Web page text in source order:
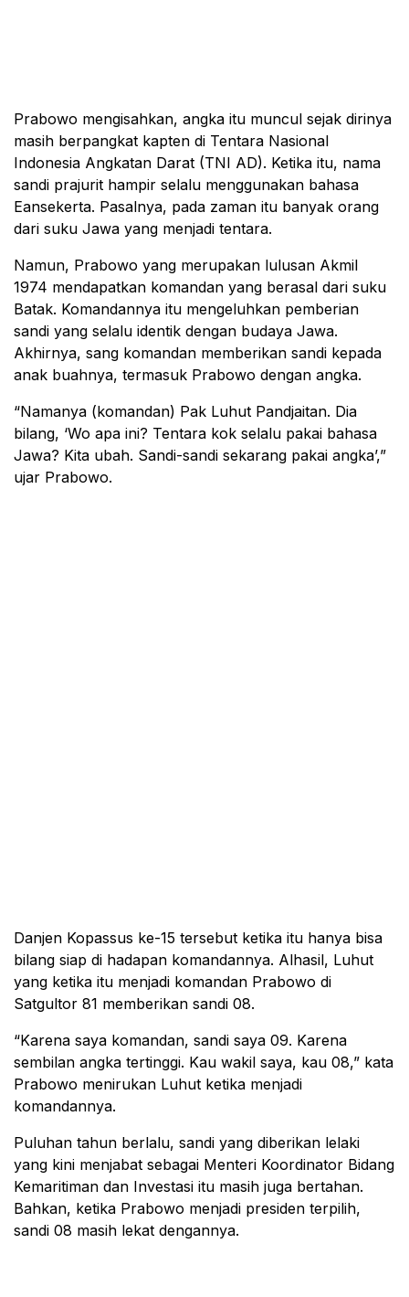
Prabowo mengisahkan, angka itu muncul sejak dirinya
masih berpangkat kapten di Tentara Nasional
Indonesia Angkatan Darat (TNI AD). Ketika itu, nama
sandi prajurit hampir selalu menggunakan bahasa
Eansekerta. Pasalnya, pada zaman itu banyak orang
dari suku Jawa yang menjadi tentara.
Namun, Prabowo yang merupakan lulusan Akmil
1974 mendapatkan komandan yang berasal dari suku
Batak. Komandannya itu mengeluhkan pemberian
sandi yang selalu identik dengan budaya Jawa.
Akhirnya, sang komandan memberikan sandi kepada
anak buahnya, termasuk Prabowo dengan angka.
“Namanya (komandan) Pak Luhut Pandjaitan. Dia
bilang, ‘Wo apa ini? Tentara kok selalu pakai bahasa
Jawa? Kita ubah. Sandi-sandi sekarang pakai angka’,”
ujar Prabowo.
Danjen Kopassus ke-15 tersebut ketika itu hanya bisa
bilang siap di hadapan komandannya. Alhasil, Luhut
yang ketika itu menjadi komandan Prabowo di
Satgultor 81 memberikan sandi 08.
“Karena saya komandan, sandi saya 09. Karena
sembilan angka tertinggi. Kau wakil saya, kau 08,” kata
Prabowo menirukan Luhut ketika menjadi
komandannya.
Puluhan tahun berlalu, sandi yang diberikan lelaki
yang kini menjabat sebagai Menteri Koordinator Bidang
Kemaritiman dan Investasi itu masih juga bertahan.
Bahkan, ketika Prabowo menjadi presiden terpilih,
sandi 08 masih lekat dengannya.